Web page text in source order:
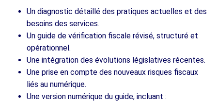
Un diagnostic détaillé des pratiques actuelles et des
besoins des services.
Un guide de vérification fiscale révisé, structuré et
opérationnel.
Une intégration des évolutions législatives récentes.
Une prise en compte des nouveaux risques fiscaux
liés au numérique.
Une version numérique du guide, incluant :